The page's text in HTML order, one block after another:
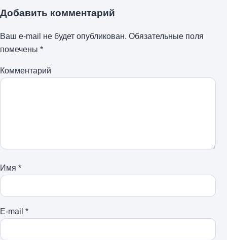
Добавить комментарий
Ваш e-mail не будет опубликован. Обязательные поля
помечены *
Комментарий
Имя *
E-mail *